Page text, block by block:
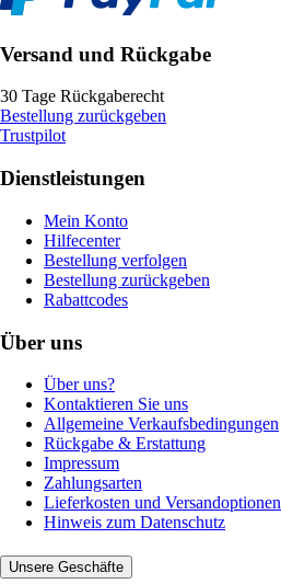
Versand und Rückgabe
30 Tage Rückgaberecht
Bestellung zurückgeben
Trustpilot
Dienstleistungen
Mein Konto
Hilfecenter
Bestellung verfolgen
Bestellung zurückgeben
Rabattcodes
Über uns
Über uns?
Kontaktieren Sie uns
Allgemeine Verkaufsbedingungen
Rückgabe & Erstattung
Impressum
Zahlungsarten
Lieferkosten und Versandoptionen
Hinweis zum Datenschutz
Unsere Geschäfte